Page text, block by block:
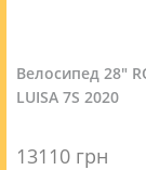
Велосипед 28"
LUISA 7S 2020
13110 грн